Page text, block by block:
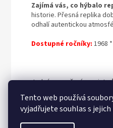
Tento web používá
vyjadřujete souhlas s
Zajímá vás, co hýbalo
historie. Přesná replika
odhalí autentickou
Dostupné ročníky: 1968
Jedná se o věrný reprint
drobnými
standardně4–8 stran(dle
Vyberte si svou